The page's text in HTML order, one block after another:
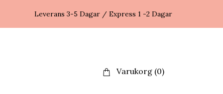
Leverans 3-5 Dagar / Express 1 -2 Dagar
Varukorg (0)